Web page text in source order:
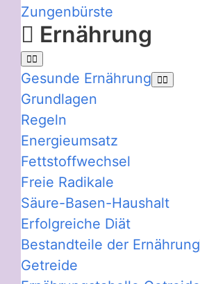
Zungenbürste
Ernährung
Gesunde Ernährung
Grundlagen
Regeln
Energieumsatz
Fettstoffwechsel
Freie Radikale
Säure-Basen-Haushalt
Erfolgreiche Diät
Bestandteile der Ernährung
Getreide